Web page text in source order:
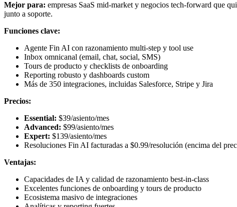
Mejor para: empresas SaaS mid-market y negocios tech-forward que
junto a soporte.
Funciones clave:
Agente Fin AI con razonamiento multi-step y tool use
Inbox omnicanal (email, chat, social, SMS)
Tours de producto y checklists de onboarding
Reporting robusto y dashboards custom
Más de 350 integraciones, incluidas Salesforce, Stripe y Jira
Precios:
Essential: $39/asiento/mes
Advanced: $99/asiento/mes
Expert: $139/asiento/mes
Resoluciones Fin AI facturadas a $0.99/resolución (encima del
Ventajas:
Capacidades de IA y calidad de razonamiento best-in-class
Excelentes funciones de onboarding y tours de producto
Ecosistema masivo de integraciones